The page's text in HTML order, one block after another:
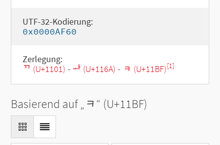
UTF-32-Kodierung:
0x0000AF60
Zerlegung:
ᄁ (U+1101) - ᅪ (U+116A) - ᆿ (U+11BF)[1]
Basierend auf „ᆿ“ (U+11BF)